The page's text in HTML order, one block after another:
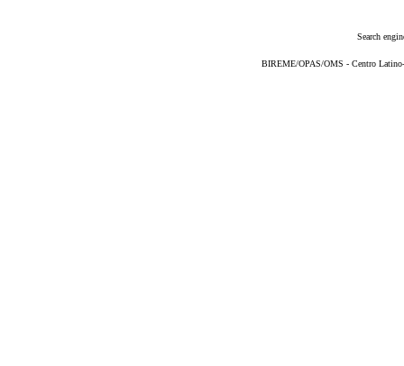
Search
BIREME/OPAS/OMS - Centro Latino-